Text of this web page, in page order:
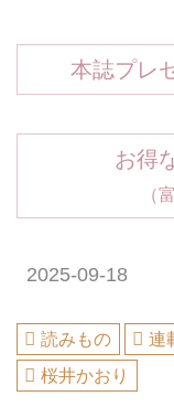
本誌プレ
お得
（富
2025-09-18
読みもの 連
桜井かおり